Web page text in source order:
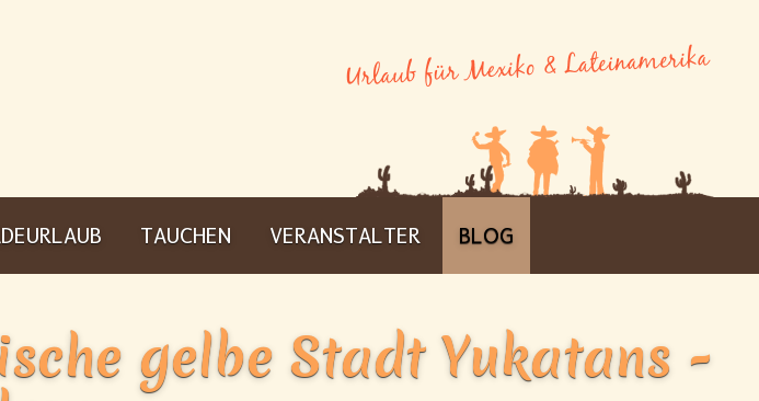
TAUCHEN VERANSTALTER BLOG
gelbe Stadt Yukatans -